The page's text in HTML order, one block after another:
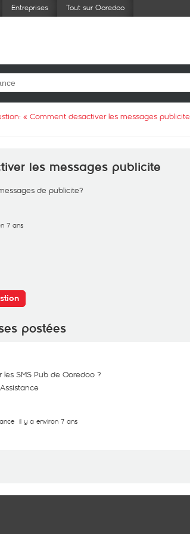
Entreprises Tout sur Ooredoo
« Comment desactiver les messages publicite
les messages publicite
de publicite?
7 ans
postées
SMS Pub de Ooredoo ?
il y a environ 7 ans